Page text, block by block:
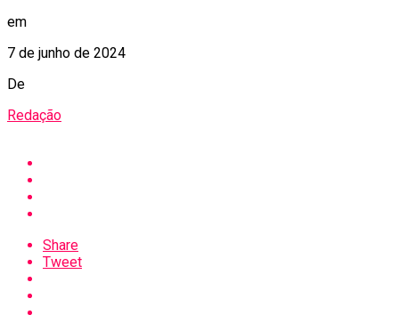
em
7 de junho de 2024
De
Redação
Share
Tweet